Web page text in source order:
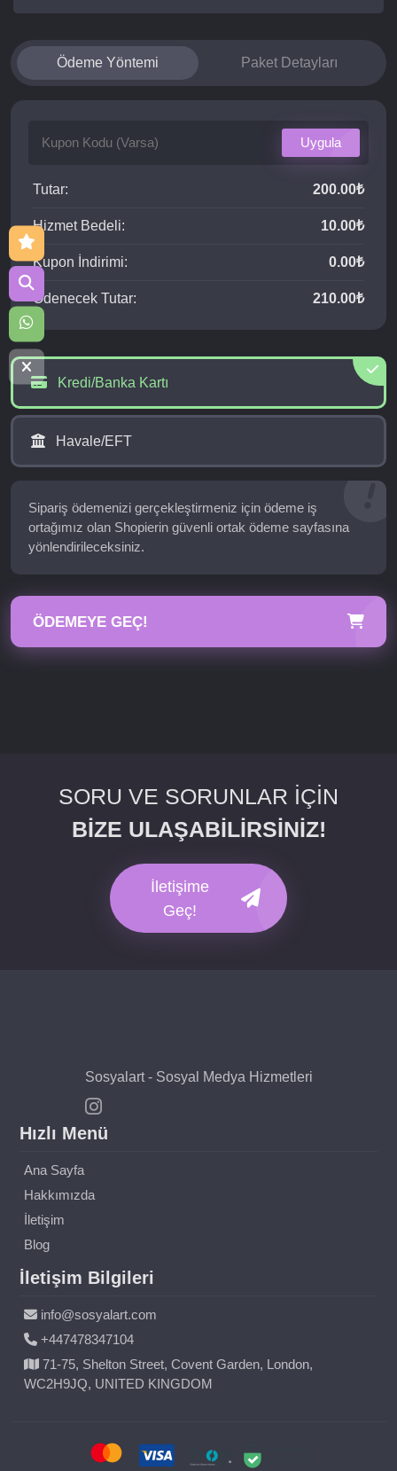
Ödeme Yöntemi Paket Detayları
Uygula
Tutar: 200.00₺
Hizmet Bedeli: 10.00₺
Kupon İndirimi: 0.00₺
Ödenecek Tutar: 210.00₺
Kredi/Banka Kartı
Havale/EFT
Sipariş ödemenizi gerçekleştirmeniz için ödeme iş
ortağımız olan Shopierin güvenli ortak ödeme sayfasına
yönlendirileceksiniz.
ÖDEMEYE GEÇ!
SORU VE SORUNLAR İÇİN
BİZE ULAŞABİLİRSİNİZ!
İletişime
Geç!
Sosyalart - Sosyal Medya Hizmetleri
Hızlı Menü
Ana Sayfa
Hakkımızda
İletişim
Blog
İletişim Bilgileri
info@sosyalart.com
+447478347104
71-75, Shelton Street, Covent Garden, London,
WC2H9JQ, UNITED KINGDOM